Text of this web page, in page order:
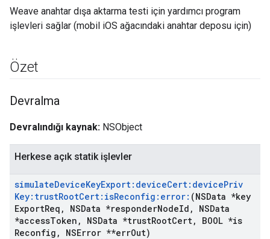
Weave anahtar dışa aktarma testi için yardımcı program
işlevleri sağlar (mobil iOS ağacındaki anahtar deposu için)
Özet
Devralma
Devralındığı kaynak: NSObject
Herkese açık statik işlevler
simulateDeviceKeyExport:deviceCert:devicePriv
Key:trustRootCert:isReconfig:error: (NSData *key
ExportReq , NSData *responderNodeId ,
NSData
*accessToken , NSData *trustRootCert,
BOOL *is
Reconfig , NSError **errOut)